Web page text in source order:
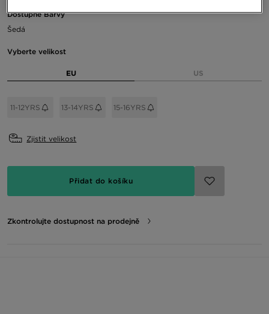
Dostupné Barvy
Šedá
Vyberte velikost
EU US
11-12YRS 13-14YRS 15-16YRS
Zjistit velikost
Přidat do košíku
Zkontrolujte dostupnost na prodejně